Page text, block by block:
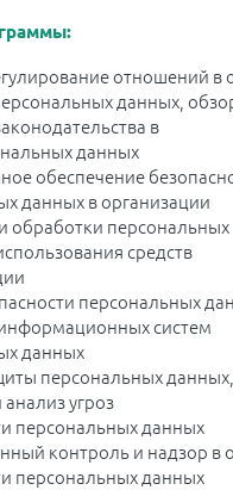
отношений в
данных, об
в
данных
обеспечение
данныхв организации
обработки персональных
средств
персональных
систем
данных
персональных данных
угроз
персональных данных
контроль и надзор в
персональных данных